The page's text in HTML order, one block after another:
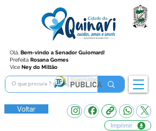
Olá, Bem-vindo a Senador Guiomard!
Prefeita Rosana Gomes
Vice Ney do Miltão
Voltar
Imprimir